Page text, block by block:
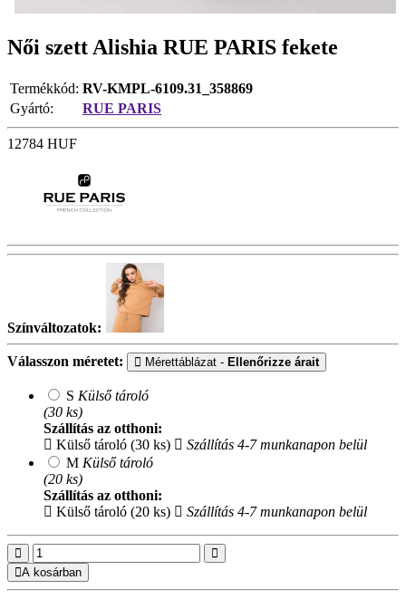
Női szett Alishia RUE PARIS fekete
Termékkód: RV-KMPL-6109.31_358869
Gyártó:
RUE PARIS
12784 HUF
Színváltozatok:
Válasszon méretet: Mérettáblázat - Ellenőrizze árait
S Külső tároló
(30 ks)
Szállítás az otthoni:
Külső tároló (30 ks)
Szállítás 4-7 munkanapon belül
M Külső tároló
(20 ks)
Szállítás az otthoni:
Külső tároló (20 ks)
Szállítás 4-7 munkanapon belül
A kosárban